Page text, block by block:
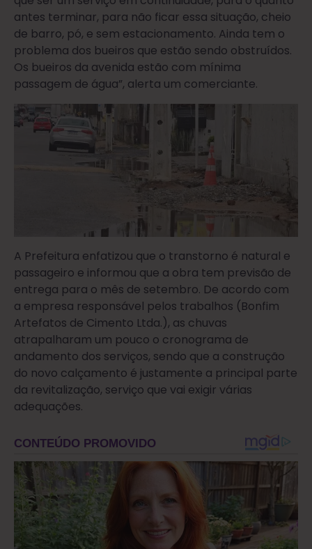
antes terminar, para não ficar essa situação, cheio
de barro, pó, e sem estacionamento. Ainda tem o
problema dos bueiros que estão sendo obstruídos.
Os bueiros da avenida estão com mínima
passagem de água”, alerta um comerciante.
A Prefeitura enfatizou que o transtorno é natural e
passageiro e informou que a obra tem previsão de
entrega para o mês de setembro. De acordo com
a empresa responsável pelos trabalhos (Bonfim
Artefatos de Cimento Ltda.), as chuvas
atrapalharam um pouco o cronograma de
andamento dos serviços, sendo que a construção
do novo calçamento é justamente a principal parte
da revitalização, serviço que vai exigir várias
adequações.